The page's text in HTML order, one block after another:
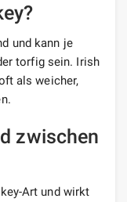
und kann je
torfig sein. Irish
als weicher,
zwischen
Art und wirkt